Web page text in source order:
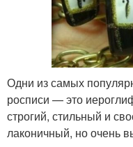
Одни из самых
росписи — это
строгий, стильный и
лаконичный, но очень